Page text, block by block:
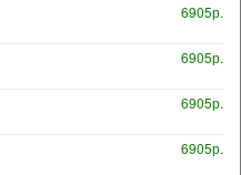
6905р.
6905р.
6905р.
6905р.